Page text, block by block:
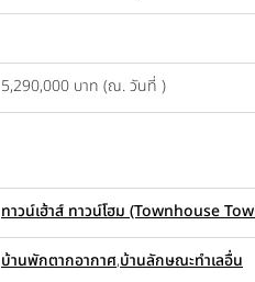
5,290,000 บาท (ณ. วันที่ )
ทาวน์เฮ้าส์ ทาวน์โฮม (Townhouse
บ้านพักตากอากาศ,บ้านลักษณะทำเลอื่น